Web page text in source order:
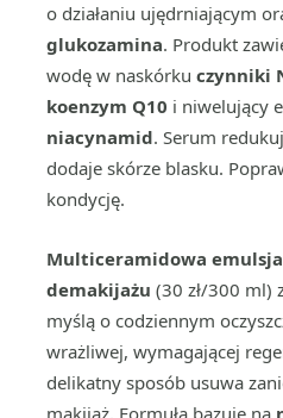
o działaniu ujędrniającym
glukozamina. Produkt
wodę w naskórku czynniki
koenzym Q10 i niwelujący
niacynamid. Serum
dodaje skórze blasku.
kondycję.
Multiceramidowa
demakijażu (30 zł/300 ml)
myślą o codziennym
wrażliwej, wymagającej
delikatny sposób usuwa
makijaż. Formuła bazuje na